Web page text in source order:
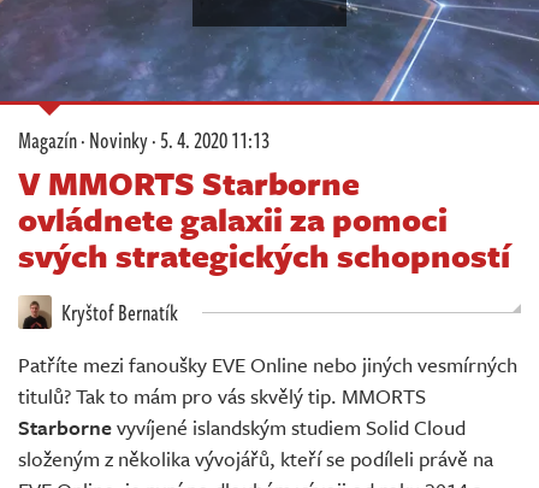
Databáze
Komunita
Redakce
Živě
Magazín·Novinky·5. 4. 2020 11:13
V MMORTS Starborne
ovládnete galaxii za pomoci
svých strategických schopností
Kryštof Bernatík
Patříte mezi fanoušky EVE Online nebo jiných vesmírných
titulů? Tak to mám pro vás skvělý tip. MMORTS
Starbornevyvíjené islandským studiem Solid Cloud
složeným z několika vývojářů, kteří se podíleli právě na